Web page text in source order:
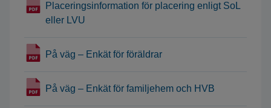
Placeringsinformation för placering enligt SoL
eller LVU
På väg – Enkät för föräldrar
På väg – Enkät för familjehem och HVB